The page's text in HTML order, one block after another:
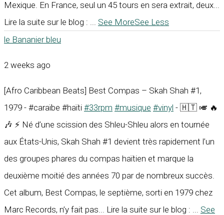
Mexique. En France, seul un 45 tours en sera extrait, deux...
Lire la suite sur le blog :
See MoreSee Less
le Bananier bleu
2 weeks ago
[Afro Caribbean Beats] Best Compas – Skah Shah #1,
1979 - #caraïbe #haïti #33rpm #musique #vinyl - 🇭🇹 🎺 🔥
🎶 ⚡ Né d’une scission des Shleu-Shleu alors en tournée
aux États-Unis, Skah Shah #1 devient très rapidement l’un
des groupes phares du compas haïtien et marque la
deuxième moitié des années 70 par de nombreux succès.
Cet album, Best Compas, le septième, sorti en 1979 chez
Marc Records, n’y fait pas... Lire la suite sur le blog :
See